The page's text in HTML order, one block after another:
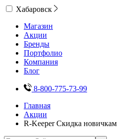
Хабаровск
Магазин
Акции
Бренды
Портфолио
Компания
Блог
8-800-775-73-99
Главная
Акции
R-Keeper Скидка новичкам